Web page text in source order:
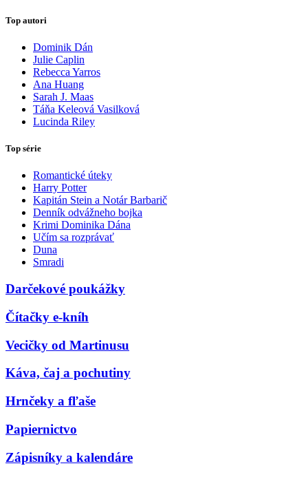
Top autori
Dominik Dán
Julie Caplin
Rebecca Yarros
Ana Huang
Sarah J. Maas
Táňa Keleová Vasilková
Lucinda Riley
Top série
Romantické úteky
Harry Potter
Kapitán Stein a Notár Barbarič
Denník odvážneho bojka
Krimi Dominika Dána
Učím sa rozprávať
Duna
Smradi
Darčekové poukážky
Čítačky e-kníh
Vecičky od Martinusu
Káva, čaj a pochutiny
Hrnčeky a fľaše
Papiernictvo
Zápisníky a kalendáre